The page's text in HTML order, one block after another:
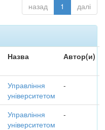
назад 1 далі
Назва Автор(и)
Управління
університетом
-
Управління
університетом
-